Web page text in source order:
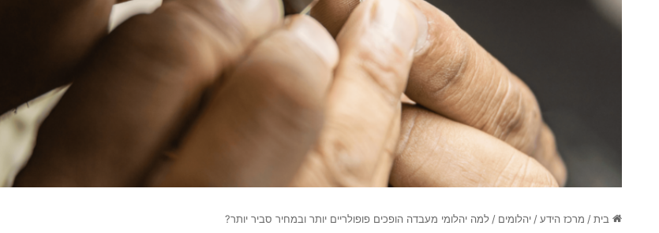
בית/ מרכז הידע/ יהלומים / למה יהלומי מעבדה הופכים פופולריים יותר ובמחיר סביר יותר?